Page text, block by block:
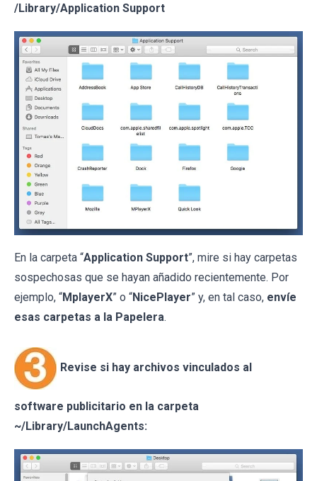
/Library/Application Support
En la carpeta “Application Support”, mire si hay carpetas
sospechosas que se hayan añadido recientemente. Por
ejemplo, “MplayerX” o “NicePlayer” y, en tal caso, envíe
esas carpetas a la Papelera.
Revise si hay archivos vinculados al
software publicitario en la carpeta
~/Library/LaunchAgents: